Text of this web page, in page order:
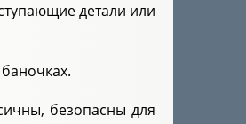
детали или
безопасны для